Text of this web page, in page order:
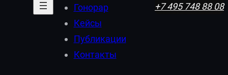
Гонорар
Кейсы
Публикации
Контакты
+7 495 748 88 08